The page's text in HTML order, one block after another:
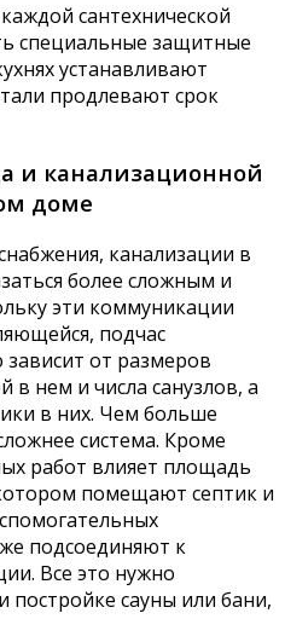
сантехнической
специальные защитные
устанавливают
продлевают срок
и канализационной
доме
канализации в
более сложным и
эти коммуникации
подчас
зависит от размеров
в нем и числа санузлов, а
в них. Чем больше
система. Кроме
работ влияет площадь
помещают септик и
подсоединяют к
Все это нужно
сауны или бани,